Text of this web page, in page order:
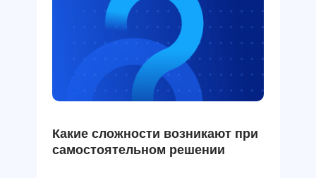
Какие сложности возникают при
самостоятельном решении